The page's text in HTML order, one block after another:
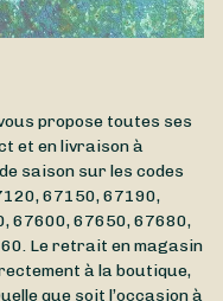
propose toutes ses
et en livraison à
saison sur les codes
67150, 67190,
67600, 67650, 67680,
Le retrait en magasin
à la boutique,
que soit l’occasion à